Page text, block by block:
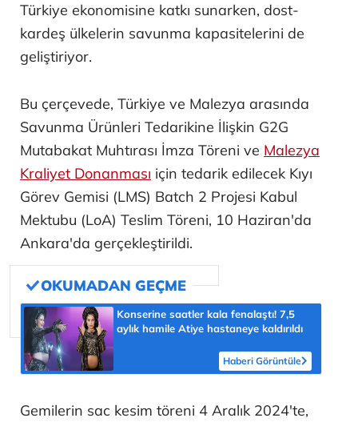
Sri Tunku Osman Tunku Mohammad Jewa'nın
adını taşıyacak.
Savunma Sanayii Başkanlığı öncülüğünde
geliştirilen MİLGEM projesi ile dünyada kendi
savaş gemisini tasarlayıp üretebilen 10 ülkeden
biri konumuna gelen Türkiye, bugün Savunma
Sanayii Başkanlığının ihracat vizyonu ile
Türkiye ekonomisine katkı sunarken, dost-
kardeş ülkelerin savunma kapasitelerini de
geliştiriyor.
Bu çerçevede, Türkiye ve Malezya arasında
Savunma Ürünleri Tedarikine İlişkin G2G
Mutabakat Muhtırası İmza Töreni veMalezya
Görev Gemisi (LMS) Batch 2 Projesi Kabul